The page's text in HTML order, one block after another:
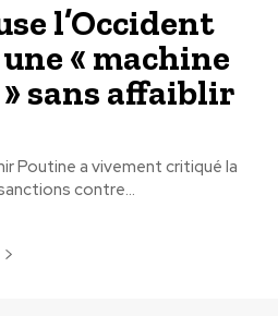
l’Occident
« machine
sans affaiblir
Poutine a vivement critiqué la
contre...